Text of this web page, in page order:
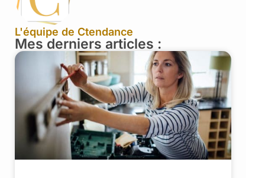
L'équipe de Ctendance
Mes derniers articles :